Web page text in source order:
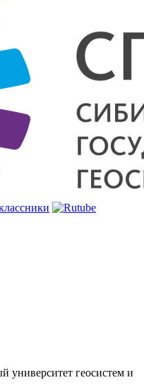
университет геосистем и